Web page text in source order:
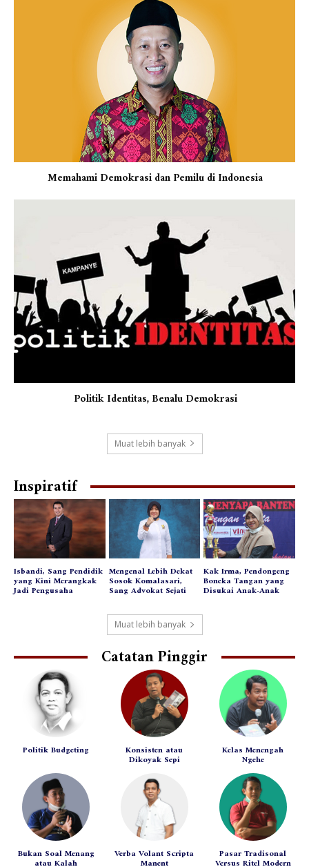
Memahami Demokrasi dan Pemilu di Indonesia
Politik Identitas, Benalu Demokrasi
Muat lebih banyak
Inspiratif
Isbandi, Sang Pendidik
yang Kini Merangkak
Jadi Pengusaha
Mengenal Lebih Dekat
Sosok Komalasari,
Sang Advokat Sejati
Kak Irma, Pendongeng
Boneka Tangan yang
Disukai Anak-Anak
Muat lebih banyak
Catatan Pinggir
Politik Budgeting Konsisten atau
Dikoyak Sepi
Kelas Menengah
Ngehe
Bukan Soal Menang
atau Kalah
Verba Volant Scripta
Manent
Pasar Tradisonal
Versus Ritel Modern